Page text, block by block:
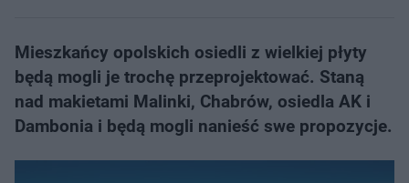
Mieszkańcy opolskich osiedli z wielkiej płyty
będą mogli je trochę przeprojektować. Staną
nad makietami Malinki, Chabrów, osiedla AK i
Dambonia i będą mogli nanieść swe propozycje.